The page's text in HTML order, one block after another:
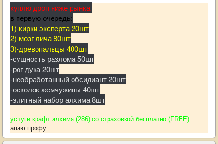
куплю дроп ниже рынка:
в первую очередь:
1)-кирки эксперта 20шт
2)-мозг лича 80шт
3)-древопальцы 400шт
-сущность разлома 50шт
-рог дука 20шт
-необработанный обсидиант 20шт
-осколок жемчужины 40шт
-элитный набор алхима 8шт
услуги крафт алхима (286) со страховкой бесплатно (FREE)
апаю профу